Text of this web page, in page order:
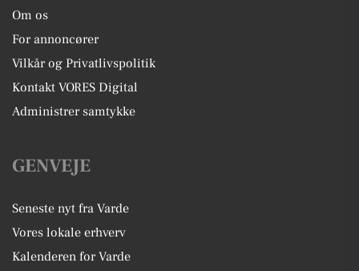
Om os
For annoncører
Vilkår og Privatlivspolitik
Kontakt VORES Digital
Administrer samtykke
GENVEJE
Seneste nyt fra Varde
Vores lokale erhverv
Kalenderen for Varde